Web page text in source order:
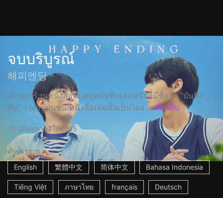
จบบริบูรณ์
해피엔딩
เจ้าของร้านหนังสือพบสมุดบันทึกเล่มหนึ่งที่มีชื่อว่า “บันทึก
ลับ” วางอยู่บนชั้น หนังสือเล่มนั้นเป็นไดอ... เพิ่มเติม
20mเกาหลีใต้2025
คำบรรยาย
English
繁體中文 简体中文 Bahasa Indonesia
Tiếng Việt ภาษาไทย français Deutsch